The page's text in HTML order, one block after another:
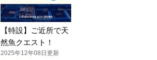
【特設】ご近所で天
然魚クエスト！
2025年12年08日更新